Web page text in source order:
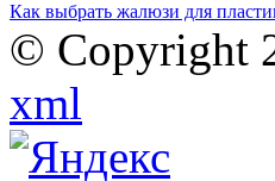
Как выбрать жалюзи для
© Copyright
xml